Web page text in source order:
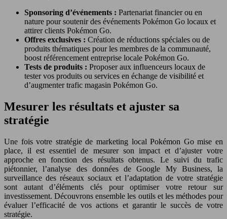
Sponsoring d’événements : Partenariat financier ou en
nature pour soutenir des événements Pokémon Go locaux et
attirer clients Pokémon Go.
Offres exclusives : Création de réductions spéciales ou de
produits thématiques pour les membres de la communauté,
boost référencement entreprise locale Pokémon Go.
Tests de produits : Proposer aux influenceurs locaux de
tester vos produits ou services en échange de visibilité et
d’augmenter trafic magasin Pokémon Go.
Mesurer les résultats et ajuster sa
stratégie
Une fois votre stratégie de marketing local Pokémon Go mise en
place, il est essentiel de mesurer son impact et d’ajuster votre
approche en fonction des résultats obtenus. Le suivi du trafic
piétonnier, l’analyse des données de Google My Business, la
surveillance des réseaux sociaux et l’adaptation de votre stratégie
sont autant d’éléments clés pour optimiser votre retour sur
investissement. Découvrons ensemble les outils et les méthodes pour
évaluer l’efficacité de vos actions et garantir le succès de votre
stratégie.